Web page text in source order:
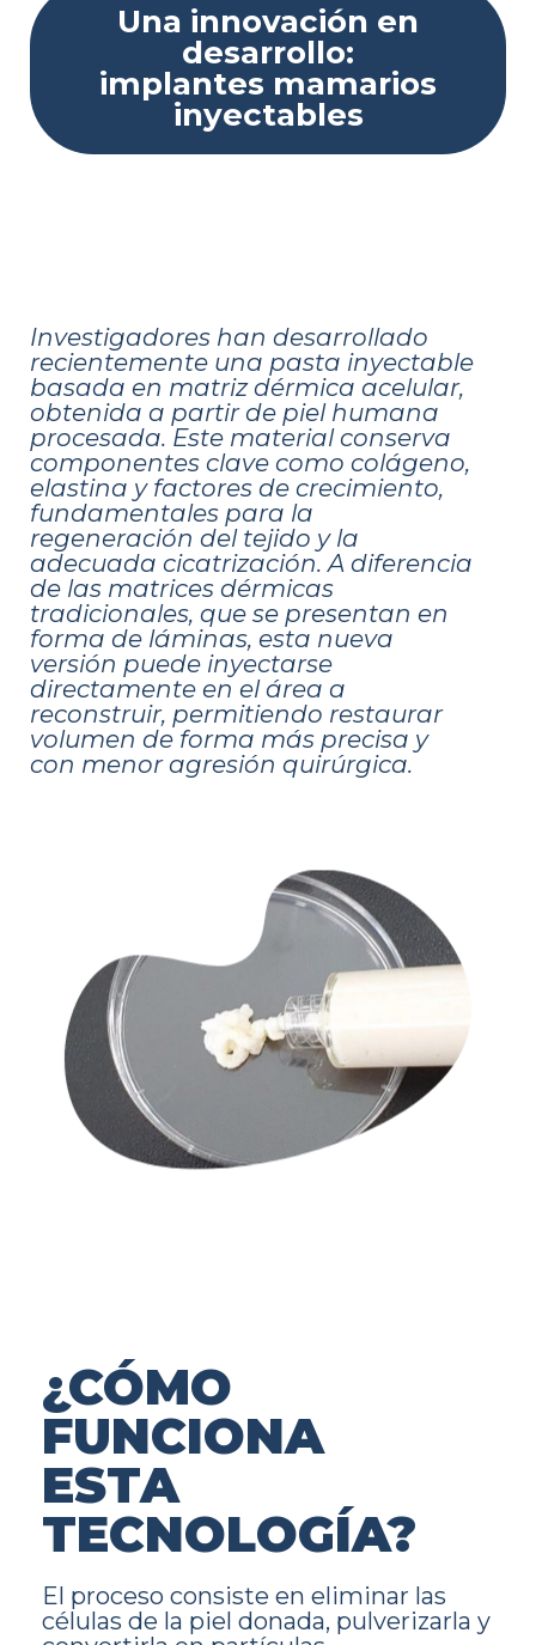
Una innovación en
desarrollo:
implantes mamarios
inyectables
Investigadores han desarrollado
recientemente una pasta inyectable
basada en matriz dérmica acelular,
obtenida a partir de piel humana
procesada. Este material conserva
componentes clave como colágeno,
elastina y factores de crecimiento,
fundamentales para la
regeneración del tejido y la
adecuada cicatrización. A diferencia
de las matrices dérmicas
tradicionales, que se presentan en
forma de láminas, esta nueva
versión puede inyectarse
directamente en el área a
reconstruir, permitiendo restaurar
volumen de forma más precisa y
con menor agresión quirúrgica.
¿CÓMO
FUNCIONA
ESTA
TECNOLOGÍA?
El proceso consiste en eliminar las
células de la piel donada, pulverizarla y